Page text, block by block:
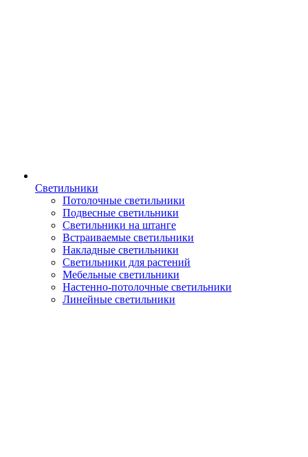
Светильники
Потолочные светильники
Подвесные светильники
Светильники на штанге
Встраиваемые светильники
Накладные светильники
Светильники для растений
Мебельные светильники
Настенно-потолочные светильники
Линейные светильники